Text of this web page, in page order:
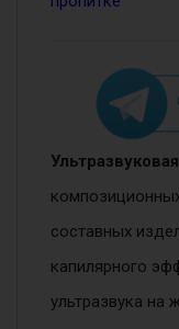
составных
капилярного
ультразвука на